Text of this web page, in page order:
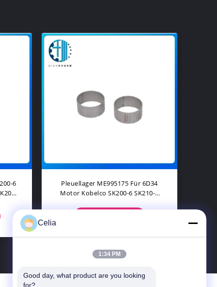
8
Einheit Für Die Verarbeitung Von
Schmelzkörpern Und
Celia
1:34 PM
Good day, what product are you looking
for?